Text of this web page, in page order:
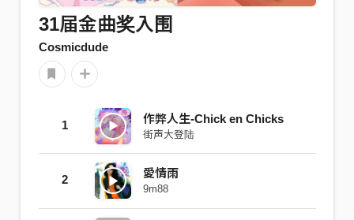
31届金曲奖入围
Cosmicdude
1 作弊人生-Chick en Chicks
街声大登陆
2 愛情雨
9m88